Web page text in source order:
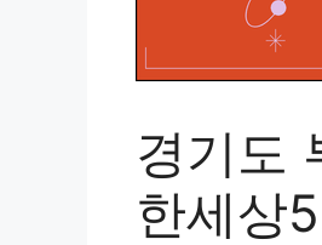
경기도
한세상